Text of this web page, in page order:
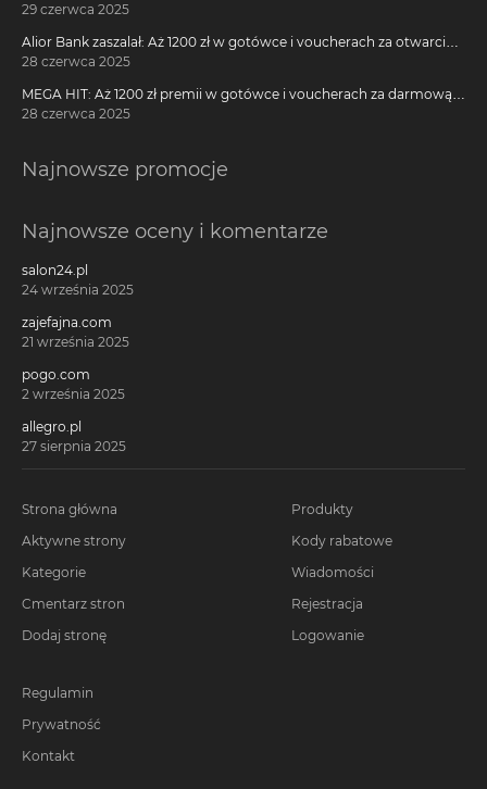
29 czerwca 2025
Alior Bank zaszalał: Aż 1200 zł w gotówce i voucherach za otwarcie
darmowego konta!
28 czerwca 2025
MEGA HIT: Aż 1200 zł premii w gotówce i voucherach za darmową
kartę kredytową Citi Simplicity
28 czerwca 2025
Najnowsze promocje
Najnowsze oceny i komentarze
salon24.pl
24 września 2025
zajefajna.com
21 września 2025
pogo.com
2 września 2025
allegro.pl
27 sierpnia 2025
Strona główna
Aktywne strony
Kategorie
Cmentarz stron
Dodaj stronę
Produkty
Kody rabatowe
Wiadomości
Rejestracja
Logowanie
Regulamin
Prywatność
Kontakt